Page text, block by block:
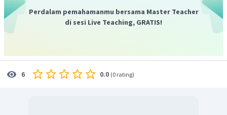
Cahaya yang terpolarisasi memiliki satu bidang getar
(Pernyataan 3 benar)
Jadi, jawaban yang tepat adalah A.
Perdalam pemahamanmu bersama Master Teacher
di sesi Live Teaching, GRATIS!
6 0.0 (0 rating)